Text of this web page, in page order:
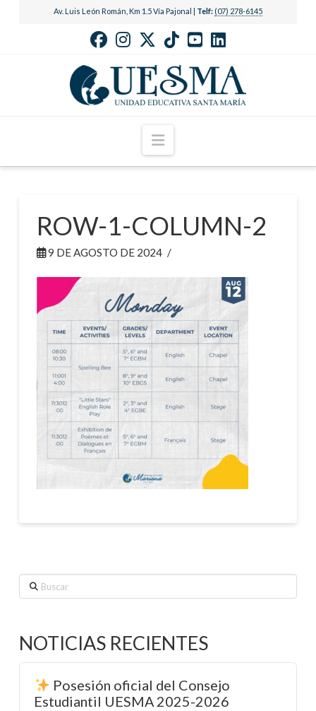
Av. Luis León Román, Km 1.5 Vía Pajonal | Telf: (07) 278-6145
Navigation
ROW-1-COLUMN-2
9 DE AGOSTO DE 2024
Buscar
NOTICIAS RECIENTES
Posesión oficial del Consejo
Estudiantil UESMA 2025-2026